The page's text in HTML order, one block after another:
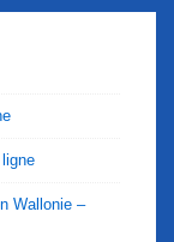
Wallonie –